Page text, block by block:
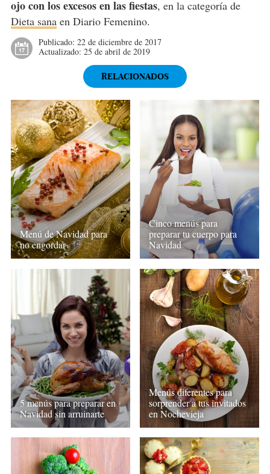
ojo con los excesos en las fiestas, en la categoría de
Dieta sanaen Diario Femenino.
Publicado: 22 de diciembre de 2017
Actualizado: 25 de abril de 2019
RELACIONADOS
Menú de Navidad para
no engordar
Cinco menús para
preparar tu cuerpo para
Navidad
5 menús para preparar en
Navidad sin arruinarte
Menús diferentes para
sorprender a tus invitados
en Nochevieja